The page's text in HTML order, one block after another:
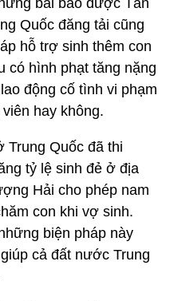
bài báo được Tân
Quốc đăng tải cũng
hỗ trợ sinh thêm con
có hình phạt tăng nặng
động cố tình vi phạm
hay không.
Trung Quốc đã thi
tỷ lệ sinh đẻ ở địa
Hải cho phép nam
con khi vợ sinh.
biện pháp này
cả đất nước Trung